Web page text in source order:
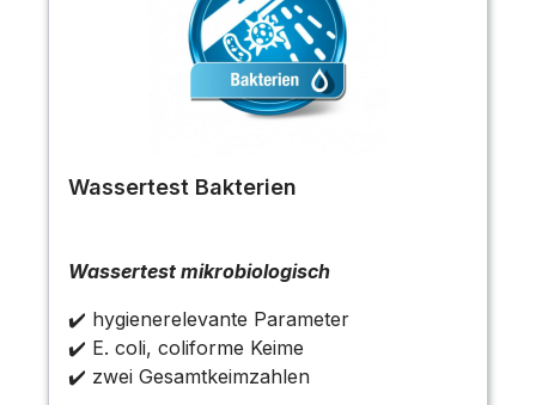
Wassertest Bakterien
Wassertest mikrobiologisch
✔️ hygienerelevante Parameter
✔️ E. coli, coliforme Keime
✔️ zwei Gesamtkeimzahlen